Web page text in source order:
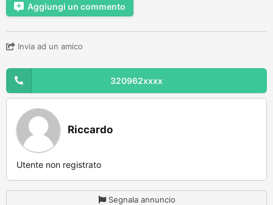
Aggiungi un commento
Invia ad un amico
320962xxxx
Riccardo
Utente non registrato
Segnala annuncio